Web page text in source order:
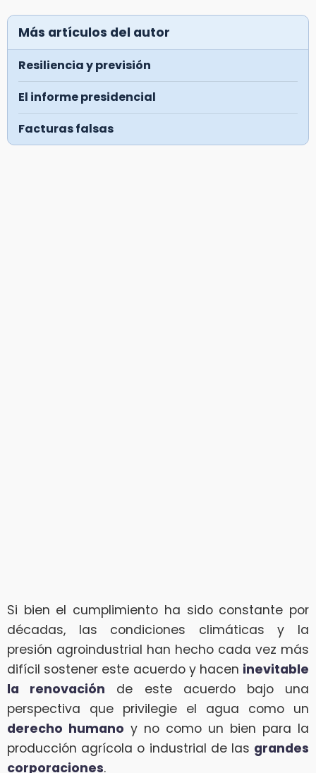
Más artículos del autor
Resiliencia y previsión
El informe presidencial
Facturas falsas
Si bien el cumplimiento ha sido constante por
décadas, las condiciones climáticas y la
presión agroindustrial han hecho cada vez más
difícil sostener este acuerdo y hacen inevitable
la renovación de este acuerdo bajo una
perspectiva que privilegie el agua como un
derecho humano y no como un bien para la
producción agrícola o industrial de las grandes
corporaciones.